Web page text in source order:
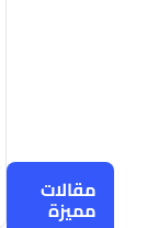
مقالات
مميزة